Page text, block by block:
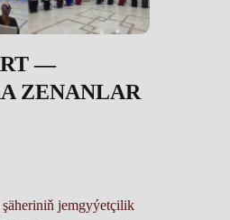
—
ZENANLAR
jemgyýetçilik